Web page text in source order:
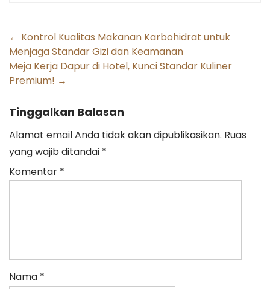
Post
navigation
← Kontrol Kualitas Makanan Karbohidrat untuk
Menjaga Standar Gizi dan Keamanan
Meja Kerja Dapur di Hotel, Kunci Standar Kuliner
Premium! →
Tinggalkan Balasan
Alamat email Anda tidak akan dipublikasikan. Ruas
yang wajib ditandai *
Komentar *
Nama *